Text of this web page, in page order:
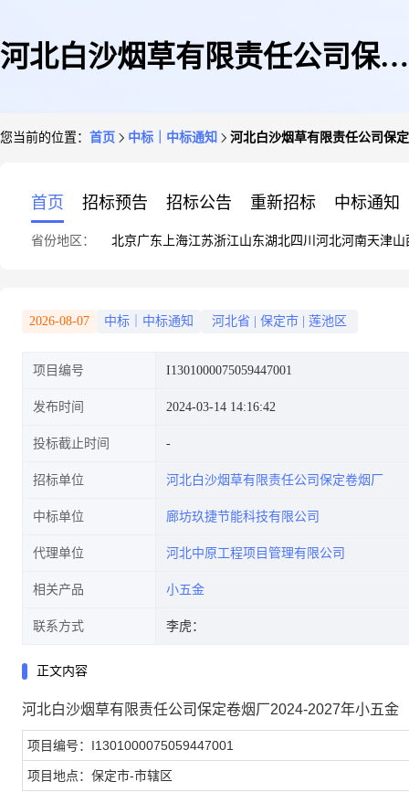
河北白沙烟草有限责任公司保定
您当前的位置： 首页 中标｜中标通知 河北白沙烟草有限责任公司保
首页 招标预告 招标公告 重新招标 中标通知
省份地区： 北京广东 上海江苏浙江山东湖北四川 河北河南天津山
2026-08-07 中标｜中标通知 河北省 保定市 莲池区
项目编号 I1301000075059447001
发布时间 2024-03-14 14:16:42
投标截止时间
招标单位 河北白沙烟草有限责任公司保定卷烟厂
中标单位 廊坊玖捷节能科技有限公司
代理单位 河北中原工程项目管理有限公司
相关产品 小五金
联系方式 李虎：
正文内容
河北白沙烟草有限责任公司保定卷烟厂2024-2027年小五金
项目编号：I1301000075059447001
项目地点：保定市-市辖区